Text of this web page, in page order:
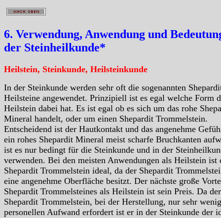
6. Verwendung, Anwendung und
der Steinheilkunde*
Heilstein, Steinkunde, Heilsteinkunde
In der Steinkunde werden sehr oft die sogenannten
Heilsteine angewendet. Prinzipiell ist es egal welche Form
Heilstein dabei hat. Es ist egal ob es sich um das rohe
Mineral handelt, oder um einen Shepardit Trommelstein.
Entscheidend ist der Hautkontakt und das angenehme
ein rohes Shepardit Mineral meist scharfe Bruchkanten
ist es nur bedingt für die Steinkunde und in der
verwenden. Bei den meisten Anwendungen als Heilstein ist
Shepardit Trommelstein ideal, da der Shepardit
eine angenehme Oberfläche besitzt. Der nächste große
Shepardit Trommelsteines als Heilstein ist sein Preis. Da der
Shepardit Trommelstein, bei der Herstellung, nur sehr wenig
personellen Aufwand erfordert ist er in der Steinkunde der